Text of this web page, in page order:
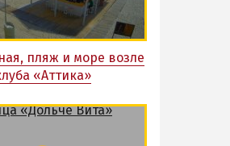
пляж и море возле
«Аттика»